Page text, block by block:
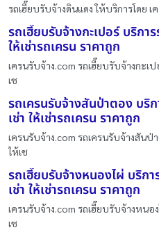
รถเฮี๊ยบรับจ้างดินแดง ให้บริการโดย
รถเฮี๊ยบรับจ้างกะเปอร์ บริกา
ให้เช่ารถเครน ราคาถูก
เครนรับจ้าง.com รถเฮี๊ยบรับจ้างกะเ
เช
รถเครนรับจ้างสันป่าตอง บริ
เช่า ให้เช่ารถเครน ราคาถูก
เครนรับจ้าง.com รถเครนรับจ้างสันป่
ให้เช
รถเฮี๊ยบรับจ้างหนองไผ่ บริกา
เช่า ให้เช่ารถเครน ราคาถูก
เครนรับจ้าง.com รถเฮี๊ยบรับจ้างหนอ
เช